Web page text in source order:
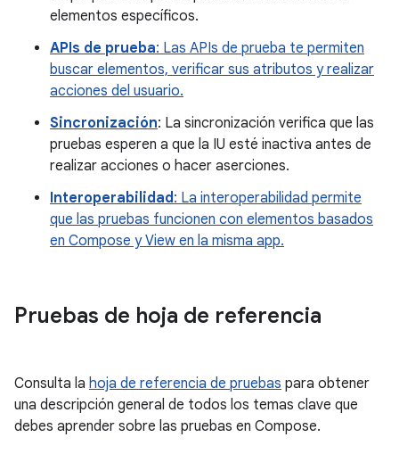
elementos específicos.
APIs de prueba: Las APIs de prueba te permiten
buscar elementos, verificar sus atributos y realizar
acciones del usuario.
Sincronización: La sincronización verifica que las
pruebas esperen a que la IU esté inactiva antes de
realizar acciones o hacer aserciones.
Interoperabilidad: La interoperabilidad permite
que las pruebas funcionen con elementos basados
en Compose y View en la misma app.
Pruebas de hoja de referencia
Consulta la hoja de referencia de pruebas para obtener
una descripción general de todos los temas clave que
debes aprender sobre las pruebas en Compose.